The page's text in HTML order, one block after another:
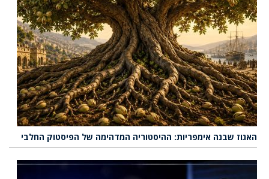
האגוז שבנה אימפריות: ההיסטוריה המדהימה של הפיסטוק החלבי